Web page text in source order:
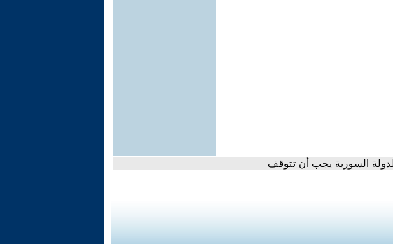
السورية يجب أن تتوقف